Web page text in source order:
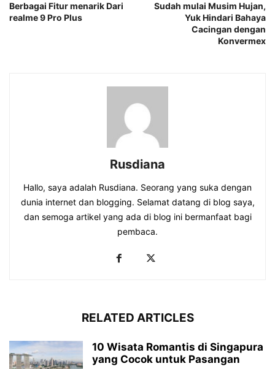
Berbagai Fitur menarik Dari
realme 9 Pro Plus
Sudah mulai Musim Hujan,
Yuk Hindari Bahaya
Cacingan dengan
Konvermex
Rusdiana
Hallo, saya adalah Rusdiana. Seorang yang suka dengan
dunia internet dan blogging. Selamat datang di blog saya,
dan semoga artikel yang ada di blog ini bermanfaat bagi
pembaca.
RELATED ARTICLES
10 Wisata Romantis di Singapura
yang Cocok untuk Pasangan